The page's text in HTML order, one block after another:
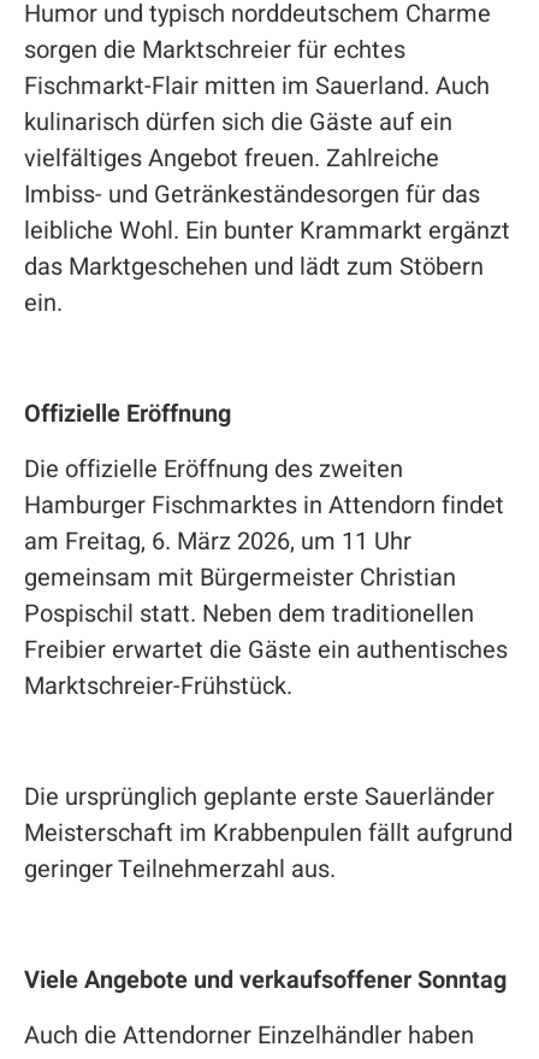
Humor und typisch norddeutschem Charme
sorgen die Marktschreier für echtes
Fischmarkt-Flair mitten im Sauerland. Auch
kulinarisch dürfen sich die Gäste auf ein
vielfältiges Angebot freuen. Zahlreiche
Imbiss- und Getränkeständesorgen für das
leibliche Wohl. Ein bunter Krammarkt ergänzt
das Marktgeschehen und lädt zum Stöbern
ein.
Offizielle Eröffnung
Die offizielle Eröffnung des zweiten
Hamburger Fischmarktes in Attendorn findet
am Freitag, 6. März 2026, um 11 Uhr
gemeinsam mit Bürgermeister Christian
Pospischil statt. Neben dem traditionellen
Freibier erwartet die Gäste ein authentisches
Marktschreier-Frühstück.
Die ursprünglich geplante erste Sauerländer
Meisterschaft im Krabbenpulen fällt aufgrund
geringer Teilnehmerzahl aus.
Viele Angebote und verkaufsoffener Sonntag
Auch die Attendorner Einzelhändler haben